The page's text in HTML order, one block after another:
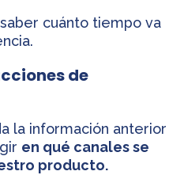
cuánto tiempo va
de
la información anterior
en qué canales se
producto.